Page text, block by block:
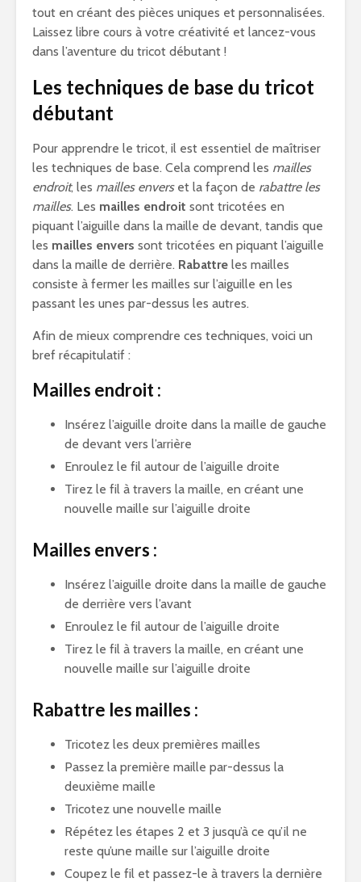
tout en créant des pièces uniques et personnalisées.
Laissez libre cours à votre créativité et lancez-vous
dans l’aventure du tricot débutant !
Les techniques de base du tricot
débutant
Pour apprendre le tricot, il est essentiel de maîtriser
les techniques de base. Cela comprend les mailles
endroit, les mailles enverset la façon de rabattre les
mailles. Les mailles endroit sont tricotées en
piquant l’aiguille dans la maille de devant, tandis que
les mailles envers sont tricotées en piquant l’aiguille
dans la maille de derrière. Rabattre les mailles
consiste à fermer les mailles sur l’aiguille en les
passant les unes par-dessus les autres.
Afin de mieux comprendre ces techniques, voici un
bref récapitulatif :
Mailles endroit :
Insérez l’aiguille droite dans la maille de gauche
de devant vers l’arrière
Enroulez le fil autour de l’aiguille droite
Tirez le fil à travers la maille, en créant une
nouvelle maille sur l’aiguille droite
Mailles envers :
Insérez l’aiguille droite dans la maille de gauche
de derrière vers l’avant
Enroulez le fil autour de l’aiguille droite
Tirez le fil à travers la maille, en créant une
nouvelle maille sur l’aiguille droite
Rabattre les mailles :
Tricotez les deux premières mailles
Passez la première maille par-dessus la
deuxième maille
Tricotez une nouvelle maille
Répétez les étapes 2 et 3 jusqu’à ce qu’il ne
reste qu’une maille sur l’aiguille droite
Coupez le fil et passez-le à travers la dernière